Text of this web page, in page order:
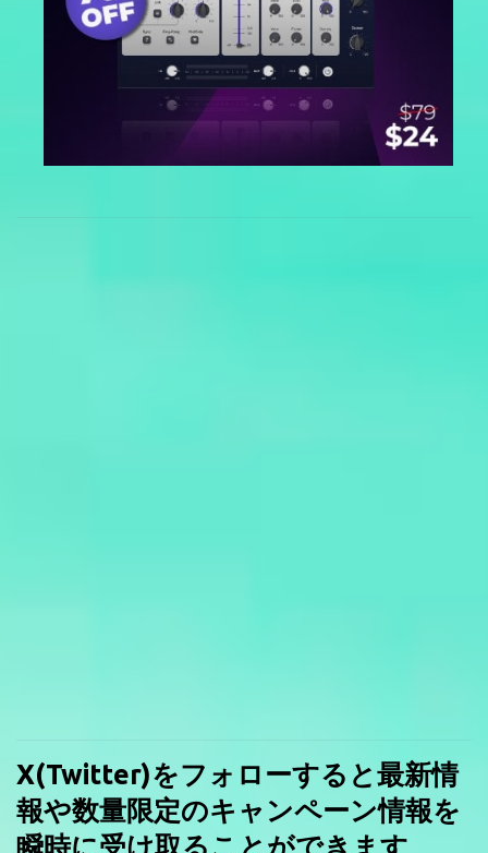
X(Twitter)をフォローすると最新情
報や数量限定のキャンペーン情報を